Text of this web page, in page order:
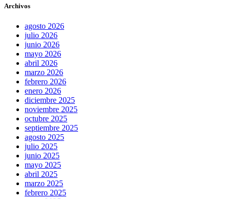
Archivos
agosto 2026
julio 2026
junio 2026
mayo 2026
abril 2026
marzo 2026
febrero 2026
enero 2026
diciembre 2025
noviembre 2025
octubre 2025
septiembre 2025
agosto 2025
julio 2025
junio 2025
mayo 2025
abril 2025
marzo 2025
febrero 2025